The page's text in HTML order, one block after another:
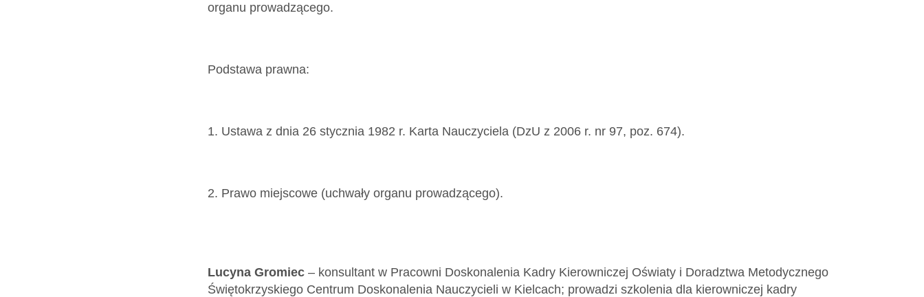
organu prowadzącego.
Podstawa prawna:
1. Ustawa z dnia 26 stycznia 1982 r. Karta Nauczyciela (DzU z 2006 r. nr 97, poz. 674).
2. Prawo miejscowe (uchwały organu prowadzącego).
Lucyna Gromiec – konsultant w Pracowni Doskonalenia Kadry Kierowniczej Oświaty i Doradztwa Metodycznego
Świętokrzyskiego Centrum Doskonalenia Nauczycieli w Kielcach; prowadzi szkolenia dla kierowniczej kadry